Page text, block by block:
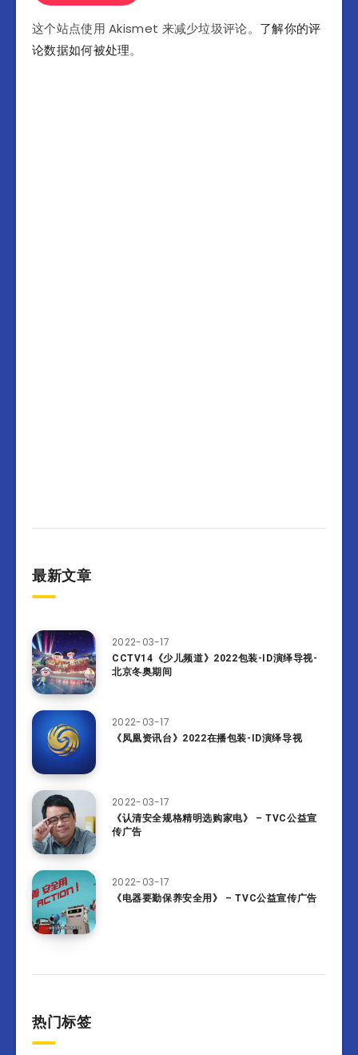
这个站点使用 Akismet 来减少垃圾评论。 了解你的评
论数据如何被处理。
最新文章
2022-03-17
CCTV14《少儿频道》2022包装-ID演绎导视-
北京冬奥期间
2022-03-17
《凤凰资讯台》2022在播包装-ID演绎导视
2022-03-17
《认清安全规格精明选购家电》 – TVC公益宣
传广告
2022-03-17
《电器要勤保养安全用》 – TVC公益宣传广告
热门标签